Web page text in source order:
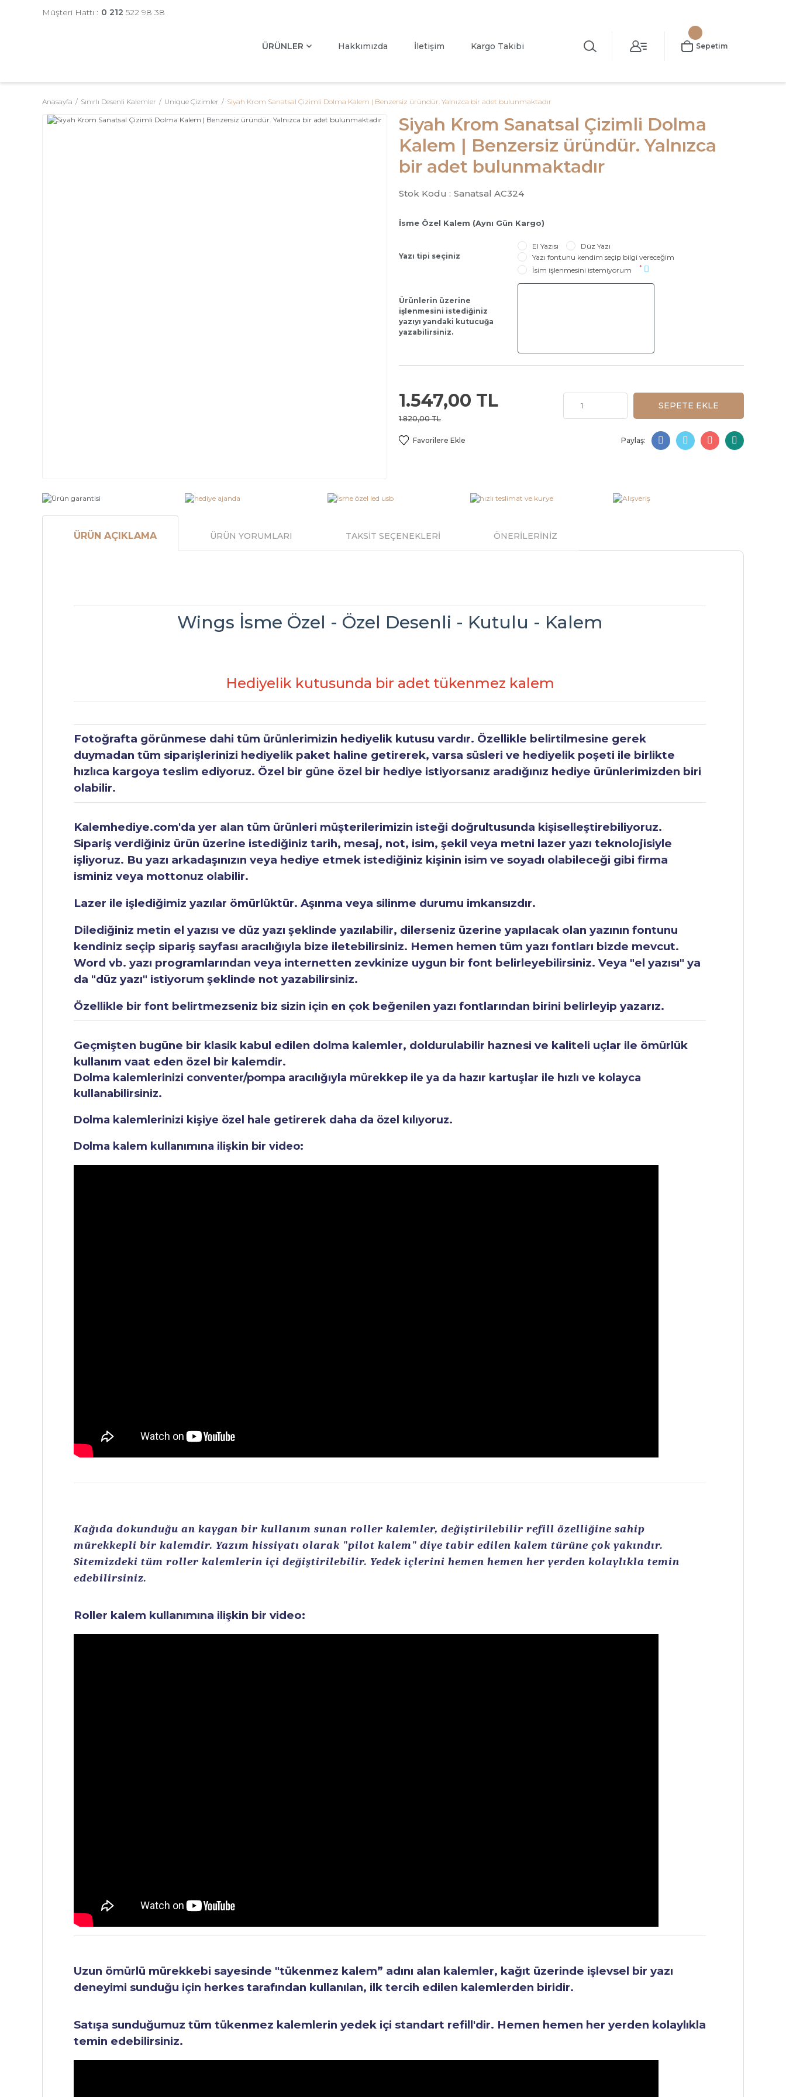
Müşteri Hattı : 0 212 522 98 38
ÜRÜNLER Hakkımızda İletişim Kargo Takibi Sepetim
Anasayfa Sınırlı Desenli Kalemler Unique Çizimler Siyah Krom Sanatsal Çizimli Dolma Kalem | Benzersiz üründür. Yalnızca bir adet bulunmaktadır
Siyah Krom Sanatsal Çizimli Dolma
Kalem | Benzersiz üründür. Yalnızca
bir adet bulunmaktadır
Stok Kodu : Sanatsal AC324
İsme Özel Kalem (Aynı Gün Kargo)
Yazı tipi seçiniz
El Yazısı
Düz Yazı
Yazı fontunu kendim seçip bilgi vereceğim
İsim işlenmesini istemiyorum
*
Ürünlerin üzerine
işlenmesini istediğiniz
yazıyı yandaki kutucuğa
yazabilirsiniz.
1.547,00 TL
1.820,00 TL
SEPETE EKLE
Paylaş:
ÜRÜN AÇIKLAMA ÜRÜN YORUMLARI TAKSİT SEÇENEKLERİ ÖNERİLERİNİZ
Wings İsme Özel - Özel Desenli - Kutulu - Kalem
Hediyelik kutusunda bir adet tükenmez kalem
Fotoğrafta görünmese dahi tüm ürünlerimizin hediyelik kutusu vardır. Özellikle belirtilmesine gerek
duymadan tüm siparişlerinizi hediyelik paket haline getirerek, varsa süsleri ve hediyelik poşeti ile birlikte
hızlıca kargoya teslim ediyoruz. Özel bir güne özel bir hediye istiyorsanız aradığınız hediye ürünlerimizden biri
olabilir.
Kalemhediye.com'da yer alan tüm ürünleri müşterilerimizin isteği doğrultusunda kişiselleştirebiliyoruz.
Sipariş verdiğiniz ürün üzerine istediğiniz tarih, mesaj, not, isim, şekil veya metni lazer yazı teknolojisiyle
işliyoruz. Bu yazı arkadaşınızın veya hediye etmek istediğiniz kişinin isim ve soyadı olabileceği gibi firma
isminiz veya mottonuz olabilir.
Lazer ile işlediğimiz yazılar ömürlüktür. Aşınma veya silinme durumu imkansızdır.
Dilediğiniz metin el yazısı ve düz yazı şeklinde yazılabilir, dilerseniz üzerine yapılacak olan yazının fontunu
kendiniz seçip sipariş sayfası aracılığıyla bize iletebilirsiniz. Hemen hemen tüm yazı fontları bizde mevcut.
Word vb. yazı programlarından veya internetten zevkinize uygun bir font belirleyebilirsiniz. Veya "el yazısı" ya
da "düz yazı" istiyorum şeklinde not yazabilirsiniz.
Özellikle bir font belirtmezseniz biz sizin için en çok beğenilen yazı fontlarından birini belirleyip yazarız.
Geçmişten bugüne bir klasik kabul edilen dolma kalemler, doldurulabilir haznesi ve kaliteli uçlar ile ömürlük
kullanım vaat eden özel bir kalemdir.
Dolma kalemlerinizi conventer/pompa aracılığıyla mürekkep ile ya da hazır kartuşlar ile hızlı ve kolayca
kullanabilirsiniz.
Dolma kalemlerinizi kişiye özel hale getirerek daha da özel kılıyoruz.
Dolma kalem kullanımına ilişkin bir video:
Kağıda dokunduğu an kaygan bir kullanım sunan roller kalemler, değiştirilebilir refill özelliğine sahip
mürekkepli bir kalemdir. Yazım hissiyatı olarak "pilot kalem" diye tabir edilen kalem türüne çok yakındır.
Sitemizdeki tüm roller kalemlerin içi değiştirilebilir. Yedek içlerini hemen hemen her yerden kolaylıkla temin
edebilirsiniz.
Roller kalem kullanımına ilişkin bir video:
Uzun ömürlü mürekkebi sayesinde "tükenmez kalem” adını alan kalemler, kağıt üzerinde işlevsel bir yazı
deneyimi sunduğu için herkes tarafından kullanılan, ilk tercih edilen kalemlerden biridir.
Satışa sunduğumuz tüm tükenmez kalemlerin yedek içi standart refill'dir. Hemen hemen her yerden kolaylıkla
temin edebilirsiniz.